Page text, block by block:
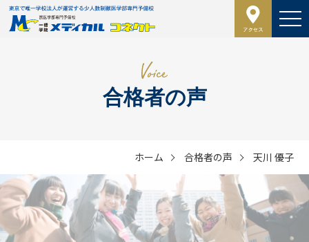
合格者の声
ホーム 合格者の声 天川 優子